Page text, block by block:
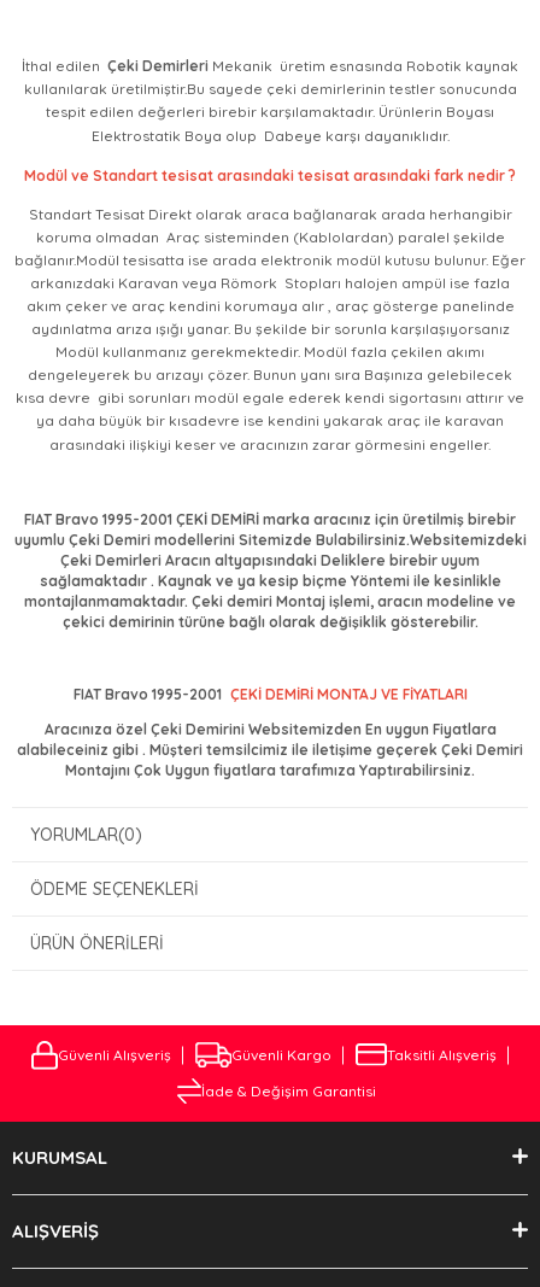
İthal edilen Çeki Demirleri Mekanik üretim esnasında Robotik kaynak
kullanılarak üretilmiştir.Bu sayede çeki demirlerinin testler sonucunda
tespit edilen değerleri birebir karşılamaktadır. Ürünlerin Boyası
Elektrostatik Boya olup Dabeye karşı dayanıklıdır.
Modül ve Standart tesisat arasındaki tesisat arasındaki fark nedir ?
Standart Tesisat Direkt olarak araca bağlanarak arada herhangibir
koruma olmadan Araç sisteminden (Kablolardan) paralel şekilde
bağlanır.Modül tesisatta ise arada elektronik modül kutusu bulunur. Eğer
arkanızdaki Karavan veya Römork Stopları halojen ampül ise fazla
akım çeker ve araç kendini korumaya alır , araç gösterge panelinde
aydınlatma arıza ışığı yanar. Bu şekilde bir sorunla karşılaşıyorsanız
Modül kullanmanız gerekmektedir. Modül fazla çekilen akımı
dengeleyerek bu arızayı çözer. Bunun yanı sıra Başınıza gelebilecek
kısa devre gibi sorunları modül egale ederek kendi sigortasını attırır ve
ya daha büyük bir kısadevre ise kendini yakarak araç ile karavan
arasındaki ilişkiyi keser ve aracınızın zarar görmesini engeller.
FIAT Bravo 1995-2001 ÇEKİ DEMİRİ marka aracınız için üretilmiş birebir
uyumlu Çeki Demiri modellerini Sitemizde Bulabilirsiniz.Websitemizdeki
Çeki Demirleri Aracın altyapısındaki Deliklere birebir uyum
sağlamaktadır . Kaynak ve ya kesip biçme Yöntemi ile kesinlikle
montajlanmamaktadır. Çeki demiri Montaj işlemi, aracın modeline ve
çekici demirinin türüne bağlı olarak değişiklik gösterebilir.
FIAT Bravo 1995-2001 ÇEKİ DEMİRİ MONTAJ VE FİYATLARI
Aracınıza özel Çeki Demirini Websitemizden En uygun Fiyatlara
alabileceiniz gibi . Müşteri temsilcimiz ile iletişime geçerek Çeki Demiri
Montajını Çok Uygun fiyatlara tarafımıza Yaptırabilirsiniz.
YORUMLAR(0)
ÖDEME SEÇENEKLERI
ÜRÜN ÖNERILERI
Güvenli Alışveriş Güvenli Kargo
Taksitli Alışveriş
İade & Değişim Garantisi
KURUMSAL
ALIŞVERİŞ